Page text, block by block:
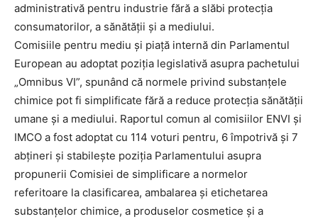
administrativă pentru industrie fără a slăbi protecția
consumatorilor, a sănătății și a mediului.
Comisiile pentru mediu și piață internă din Parlamentul
European au adoptat poziția legislativă asupra pachetului
„Omnibus VI”, spunând că normele privind substanțele
chimice pot fi simplificate fără a reduce protecția sănătății
umane și a mediului. Raportul comun al comisiilor ENVI și
IMCO a fost adoptat cu 114 voturi pentru, 6 împotrivă și 7
abțineri și stabilește poziția Parlamentului asupra
propunerii Comisiei de simplificare a normelor
referitoare la clasificarea, ambalarea și etichetarea
substanțelor chimice, a produselor cosmetice și a